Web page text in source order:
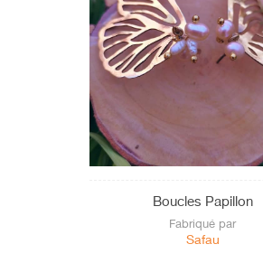
Boucles Papillon
Fabriqué par
Safau